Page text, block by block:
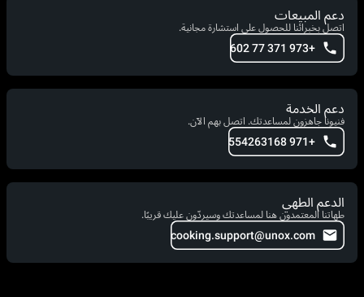
دعم المبيعات
اتصل بخبرائنا للحصول على استشارة مجانية.
+973 371 77 602
دعم الخدمة
فنيونا جاهزون لمساعدتك. اتصل بهم الآن.
+971 554263168
الدعم الطهي
طهاتنا المعتمدون هنا لمساعدتك وسيردّون عليك قريبًا.
cooking.support@unox.com